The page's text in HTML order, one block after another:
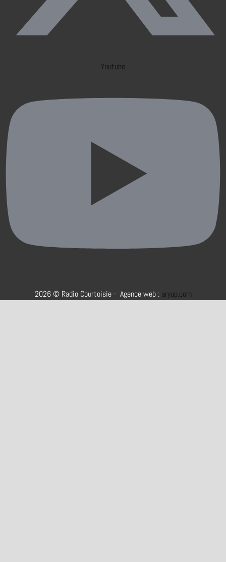
Youtube
2026 © Radio Courtoisie - Agence web : aryup.com